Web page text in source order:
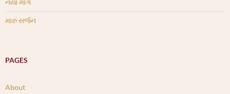
મારું સર્જન
PAGES
About